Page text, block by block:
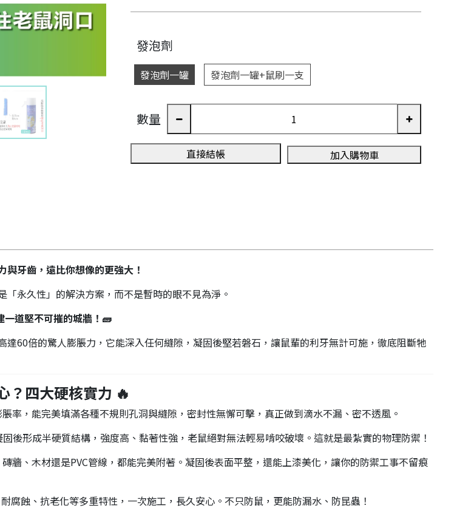
發泡劑
發泡劑一罐 發泡劑一罐+鼠刷一支
數量
直接結帳 加入購物車
牙齒，遠比你想像的更強大！
永久性」的解決方案，而不是暫時的眼不見為淨。
道堅不可摧的城牆！🧱
達60倍的驚人膨脹力，它能深入任何縫隙，凝固後堅若磐石，讓鼠輩的利牙無計可施，徹底阻斷牠
？四大硬核實力 🔥
率，能完美填滿各種不規則孔洞與縫隙，密封性無懈可擊，真正做到滴水不漏、密不透風。
固後形成半硬質結構，強度高、黏著性強，老鼠絕對無法輕易啃咬破壞。這就是最紮實的物理防禦！
牆、木材還是PVC管線，都能完美附著。凝固後表面平整，還能上漆美化，讓你的防禦工事不留痕
腐蝕、抗老化等多重特性，一次施工，長久安心。不只防鼠，更能防漏水、防昆蟲！